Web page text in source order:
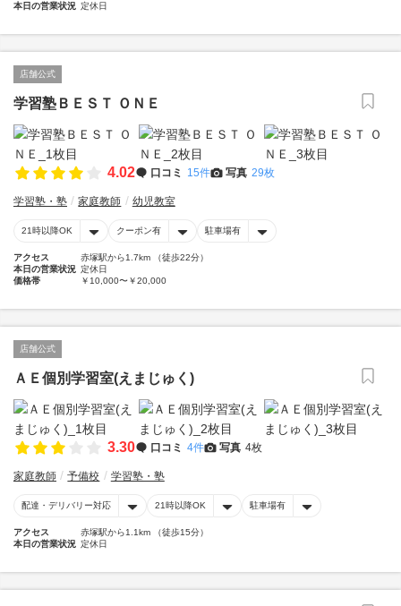
本日の営業状況 定休日
店舗公式
学習塾ＢＥＳＴ ＯＮＥ
4.02 口コミ 15件 写真 29枚
学習塾・塾 家庭教師 幼児教室
21時以降OK クーポン有 駐車場有
アクセス
赤塚駅から1.7km （徒歩22分）
本日の営業状況 定休日
価格帯
￥10,000〜￥20,000
店舗公式
ＡＥ個別学習室(えまじゅく)
3.30 口コミ 4件 写真 4枚
家庭教師 予備校 学習塾・塾
配達・デリバリー対応 21時以降OK 駐車場有
アクセス
赤塚駅から1.1km （徒歩15分）
本日の営業状況 定休日